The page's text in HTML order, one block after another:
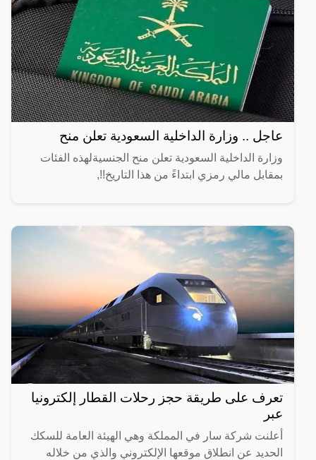
عاجل .. وزارة الداخلية السعودية تعلن منح
وزارة الداخلية السعودية تعلن منح الجنسيةلهذه الفئات
بمقابل مالي رمزي ابتداءً من هذا التاريخ!!,
تعرف على طريقة حجز رحلات القطار إلكترونيا
عبر
أعلنت شركة سار في المملكة وهي الهيئة العامة للسكك
الحديد عن انطلاق موقعها الإلكتروني والذي من خلاله